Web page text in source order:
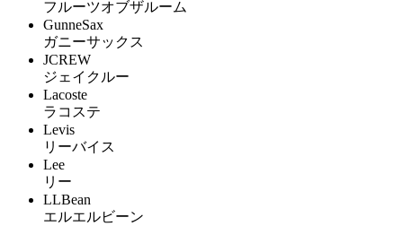
フルーツオブザルーム
GunneSax
ガニーサックス
JCREW
ジェイクルー
Lacoste
ラコステ
Levis
リーバイス
Lee
リー
LLBean
エルエルビーン